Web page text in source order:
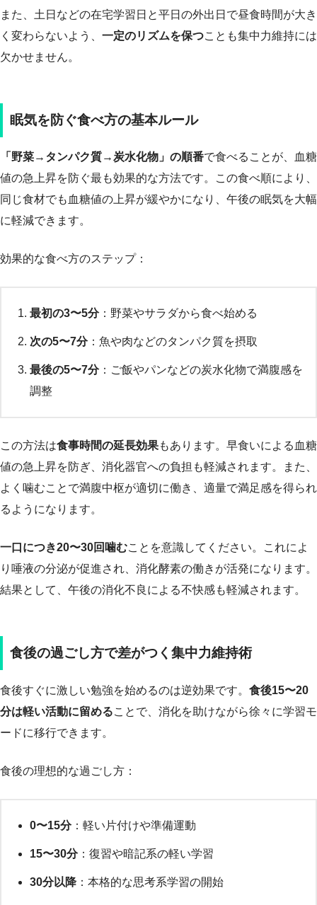
また、土日などの在宅学習日と平日の外出日で昼食時間が大き
く変わらないよう、 一定のリズムを保つことも集中力維持には
欠かせません。
眠気を防ぐ食べ方の基本ルール
「野菜→タンパク質→炭水化物」の順番で食べることが、血糖
値の急上昇を防ぐ最も効果的な方法です。この食べ順により、
同じ食材でも血糖値の上昇が緩やかになり、午後の眠気を大幅
に軽減できます。
効果的な食べ方のステップ：
最初の3〜5分：野菜やサラダから食べ始める
次の5〜7分：魚や肉などのタンパク質を摂取
最後の5〜7分：ご飯やパンなどの炭水化物で満腹感を
調整
この方法は食事時間の延長効果もあります。早食いによる血糖
値の急上昇を防ぎ、消化器官への負担も軽減されます。また、
よく噛むことで満腹中枢が適切に働き、適量で満足感を得られ
るようになります。
一口につき20〜30回噛むことを意識してください。これによ
り唾液の分泌が促進され、消化酵素の働きが活発になります。
結果として、午後の消化不良による不快感も軽減されます。
食後の過ごし方で差がつく集中力維持術
食後すぐに激しい勉強を始めるのは逆効果です。 食後15〜20
分は軽い活動に留めることで、消化を助けながら徐々に学習モ
ードに移行できます。
食後の理想的な過ごし方：
0〜15分：軽い片付けや準備運動
15〜30分：復習や暗記系の軽い学習
30分以降 ：本格的な思考系学習の開始